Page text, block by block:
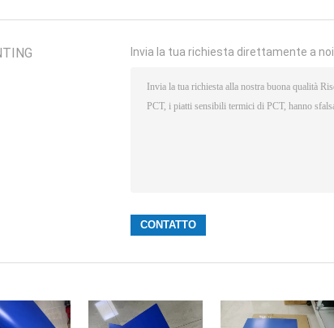
Invia la tua richiesta direttamente a noi